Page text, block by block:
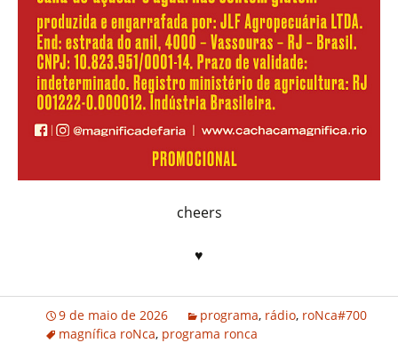
cheers
♥
9 de maio de 2026 programa, rádio, roNca#700
magnífica roNca, programa ronca